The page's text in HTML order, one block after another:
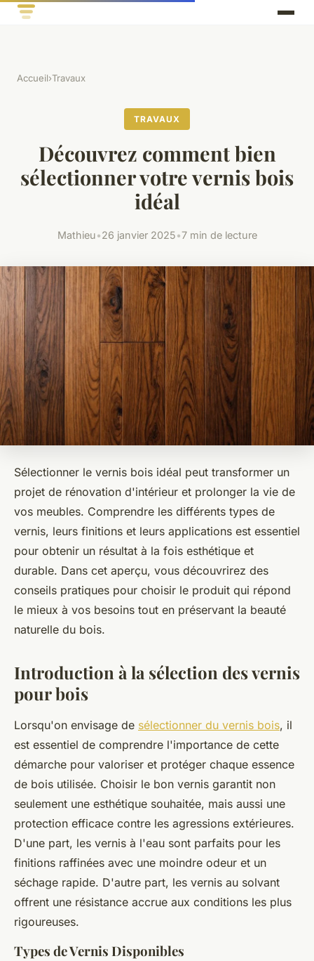
Accueil›Travaux
TRAVAUX
Découvrez comment bien
sélectionner votre vernis bois
idéal
Mathieu•26 janvier 2025•7 min de lecture
Sélectionner le vernis bois idéal peut transformer un
projet de rénovation d'intérieur et prolonger la vie de
vos meubles. Comprendre les différents types de
vernis, leurs finitions et leurs applications est essentiel
pour obtenir un résultat à la fois esthétique et
durable. Dans cet aperçu, vous découvrirez des
conseils pratiques pour choisir le produit qui répond
le mieux à vos besoins tout en préservant la beauté
naturelle du bois.
Introduction à la sélection des vernis
pour bois
Lorsqu'on envisage de sélectionner du vernis bois, il
est essentiel de comprendre l'importance de cette
démarche pour valoriser et protéger chaque essence
de bois utilisée. Choisir le bon vernis garantit non
seulement une esthétique souhaitée, mais aussi une
protection efficace contre les agressions extérieures.
D'une part, les vernis à l'eau sont parfaits pour les
finitions raffinées avec une moindre odeur et un
séchage rapide. D'autre part, les vernis au solvant
offrent une résistance accrue aux conditions les plus
rigoureuses.
Types de Vernis Disponibles